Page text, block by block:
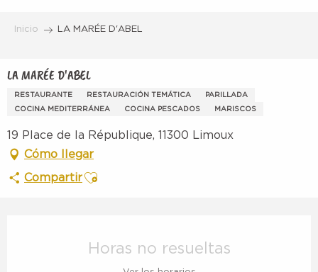
Inicio LA MARÉE D'ABEL
LA MARÉE D'ABEL
RESTAURANTE RESTAURACIÓN TEMÁTICA
PARILLADA
COCINA MEDITERRÁNEA
COCINA PESCADOS MARISCOS
19 Place de la République, 11300 Limoux
Cómo llegar
CompartirAjouter aux favoris
Horas no resueltas